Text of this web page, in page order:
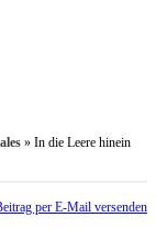
» In die Leere hinein
per E-Mail versenden